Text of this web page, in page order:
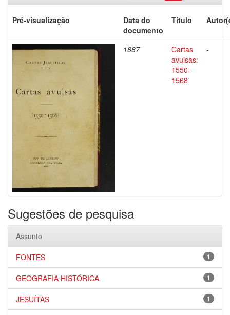
Pré-visualização
Data do
documento
Título
1887
Cartas
avulsas:
1550-
1568
-
Sugestões de pesquisa
Assunto
1
FONTES
1
GEOGRAFIA HISTÓRICA
1
JESUÍTAS